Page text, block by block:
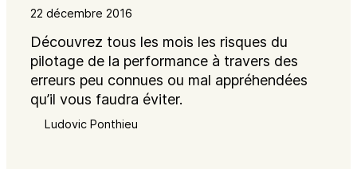
22 décembre 2016
Découvrez tous les mois les risques du
pilotage de la performance à travers des
erreurs peu connues ou mal appréhendées
qu’il vous faudra éviter.
Ludovic Ponthieu